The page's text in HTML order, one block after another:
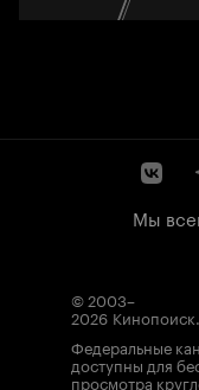
Мы
© 2003–
2026 Кинопоиск.
Федеральные
доступны для
просмотра